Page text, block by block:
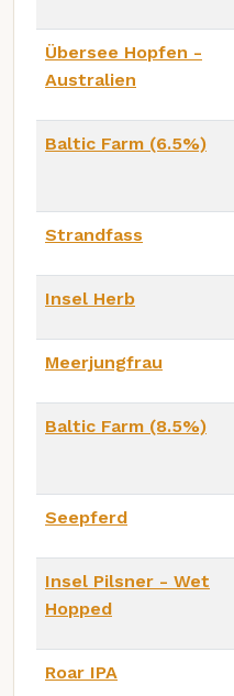
Übersee Hopfen -
Australien
Baltic Farm (6.5%)
Strandfass
Insel Herb
Meerjungfrau
Baltic Farm (8.5%)
Seepferd
Insel Pilsner - Wet
Hopped
Roar IPA